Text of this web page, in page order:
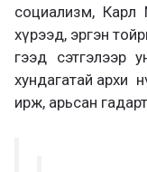
социализм,
хүрээд, эргэн
гээд сэтгэлээр
хундагатай архи
ирж, арьсан